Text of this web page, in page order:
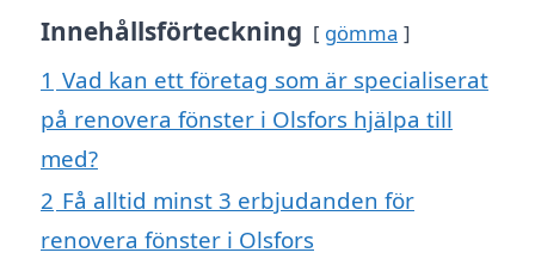
Innehållsförteckning gömma
1 Vad kan ett företag som är specialiserat
på renovera fönster i Olsfors hjälpa till
med?
2 Få alltid minst 3 erbjudanden för
renovera fönster i Olsfors